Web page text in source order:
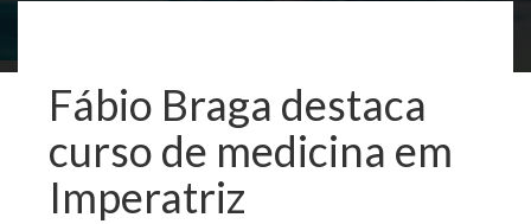
Fábio Braga destaca
curso de medicina em
Imperatriz